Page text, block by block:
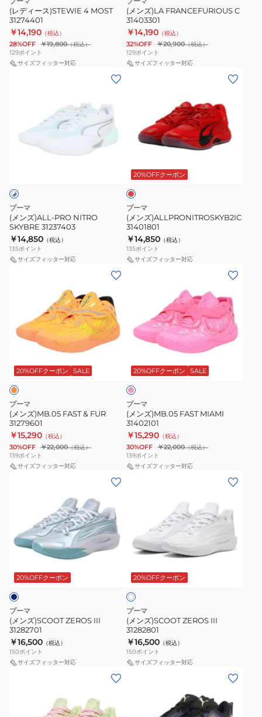
ロ
ボ
ー
ル
31213101
(レディース)STEWIE 4 MOST
31274401
￥14,190 （税込）
28%OFF ￥19,800（税込）
129ポイント
サイズフィッター対応
(メンズ)LA FRANCEFURIOUS C
31403301
￥14,190 （税込）
32%OFF ￥20,900（税込）
129ポイント
サイズフィッター対応
NITRO
SKYBRE
プーマ
(メンズ)ALL-PRO NITRO
SKYBRE 31237403
￥14,850 （税込）
135ポイント
サイズフィッター対応
ズ)ALLPRONITROSKYB2IC
31401801
20%OFFクーポン
レ
プーマ
(メンズ)ALLPRONITROSKYB2IC
31401801
￥14,850 （税込）
135ポイント
サイズフィッター対応
FUR
20%OFFクーポン SALE
プーマ
(メンズ)MB.05 FAST & FUR
31279601
￥15,290 （税込）
30%OFF ￥22,000（税込）
139ポイント
サイズフィッター対応
MIAMI
31402101
20%OFFクーポン SALE
ピ
ン
ク
プーマ
(メンズ)MB.05 FAST MIAMI
31402101
￥15,290 （税込）
30%OFF ￥22,000（税込）
139ポイント
サイズフィッター対応
III
31282701
20%OFFクーポン
プーマ
(メンズ)SCOOT ZEROS III
31282701
￥16,500 （税込）
150ポイント
サイズフィッター対応
31282801
20%OFFクーポン
ホ
イ
プーマ
(メンズ)SCOOT ZEROS III
31282801
￥16,500 （税込）
150ポイント
サイズフィッター対応